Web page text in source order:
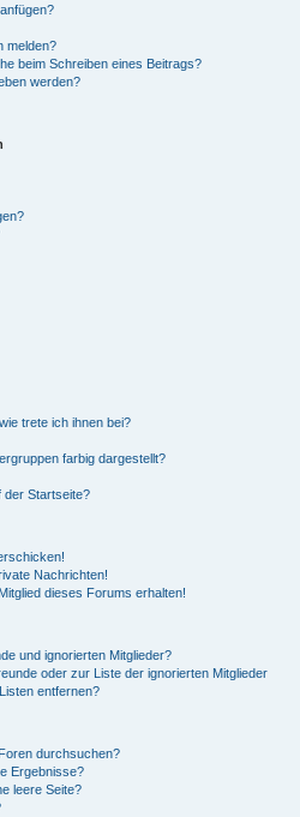
melden?
beim Schreiben eines Beitrags?
werden?
trete ich ihnen bei?
farbig dargestellt?
der Startseite?
Nachrichten!
dieses Forums erhalten!
und ignorierten Mitglieder?
oder zur Liste der ignorierten Mitglieder
entfernen?
durchsuchen?
Ergebnisse?
leere Seite?